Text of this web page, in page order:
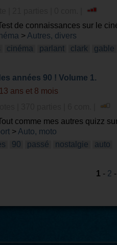
de connaissances sur le
> Autres, divers
cinéma parlant clark gable
années 90 ! Volume 1.
ans et 8 mois
comme mes autres quizz
une jante, etc ...
> Auto, moto
90 passé nostalgie auto
1 - 2